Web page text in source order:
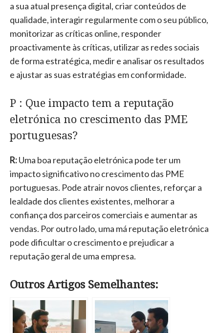
a sua atual presença digital, criar conteúdos de
qualidade, interagir regularmente com o seu público,
monitorizar as críticas online, responder
proactivamente às críticas, utilizar as redes sociais
de forma estratégica, medir e analisar os resultados
e ajustar as suas estratégias em conformidade.
P : Que impacto tem a reputação
eletrónica no crescimento das PME
portuguesas?
R:Uma boa reputação eletrónica pode ter um
impacto significativo no crescimento das PME
portuguesas. Pode atrair novos clientes, reforçar a
lealdade dos clientes existentes, melhorar a
confiança dos parceiros comerciais e aumentar as
vendas. Por outro lado, uma má reputação eletrónica
pode dificultar o crescimento e prejudicar a
reputação geral de uma empresa.
Outros Artigos Semelhantes: